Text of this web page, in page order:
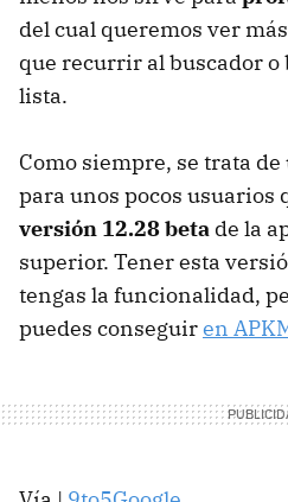
del cual queremos ver
que recurrir al buscador o
lista.
Como siempre, se trata
para unos pocos usuarios
versión 12.28 beta de la
superior. Tener esta
tengas la funcionalidad,
puedes conseguiren